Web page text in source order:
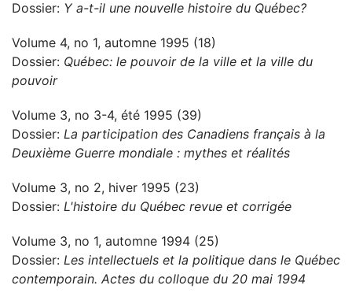
Dossier: Y a-t-il une nouvelle histoire du Québec?
Volume 4, no 1, automne 1995 (18)
Dossier: Québec: le pouvoir de la ville et la ville du
pouvoir
Volume 3, no 3-4, été 1995 (39)
Dossier: La participation des Canadiens français à la
Deuxième Guerre mondiale : mythes et réalités
Volume 3, no 2, hiver 1995 (23)
Dossier: L'histoire du Québec revue et corrigée
Volume 3, no 1, automne 1994 (25)
Dossier: Les intellectuels et la politique dans le Québec
contemporain. Actes du colloque du 20 mai 1994